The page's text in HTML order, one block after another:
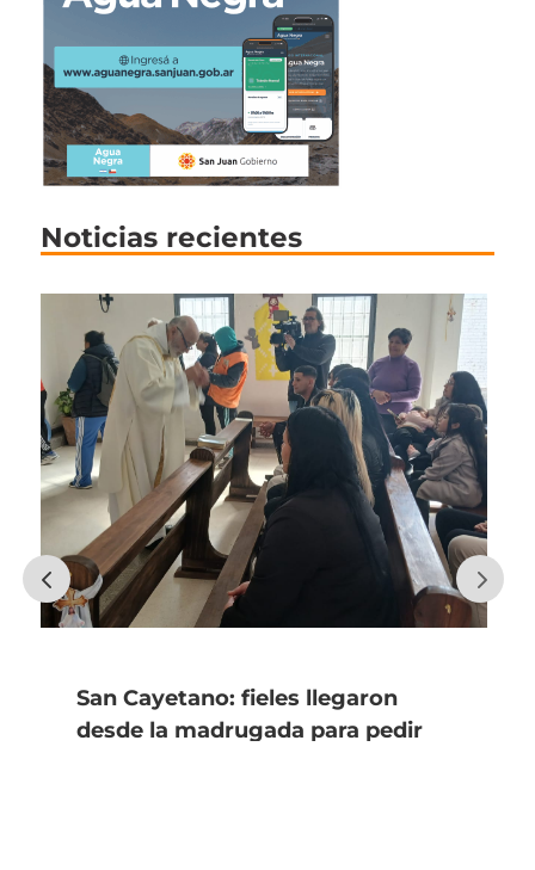
Noticias recientes
San Cayetano: fieles llegaron
desde la madrugada para pedir